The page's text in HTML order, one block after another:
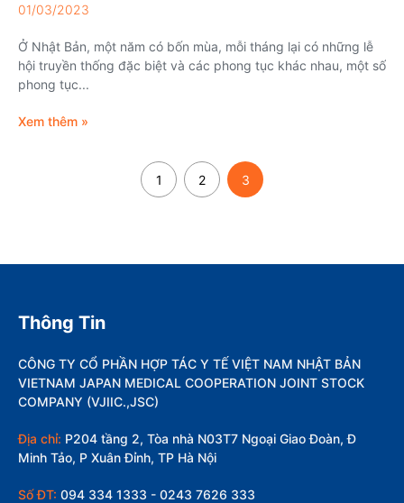
01/03/2023
Ở Nhật Bản, một năm có bốn mùa, mỗi tháng lại có những lễ
hội truyền thống đặc biệt và các phong tục khác nhau, một số
phong tục...
Xem thêm »
1 2 3
Thông Tin
CÔNG TY CỔ PHẦN HỢP TÁC Y TẾ VIỆT NAM NHẬT BẢN
VIETNAM JAPAN MEDICAL COOPERATION JOINT STOCK
COMPANY (VJIIC.,JSC)
Địa chỉ: P204 tầng 2, Tòa nhà N03T7 Ngoại Giao Đoàn, Đ
Minh Tảo, P Xuân Đỉnh, TP Hà Nội
Số ĐT: 094 334 1333 - 0243 7626 333